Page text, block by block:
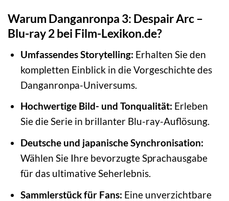
Warum Danganronpa 3: Despair Arc –
Blu-ray 2 bei Film-Lexikon.de?
Umfassendes Storytelling: Erhalten Sie den
kompletten Einblick in die Vorgeschichte des
Danganronpa-Universums.
Hochwertige Bild- und Tonqualität: Erleben
Sie die Serie in brillanter Blu-ray-Auflösung.
Deutsche und japanische Synchronisation:
Wählen Sie Ihre bevorzugte Sprachausgabe
für das ultimative Seherlebnis.
Sammlerstück für Fans: Eine unverzichtbare